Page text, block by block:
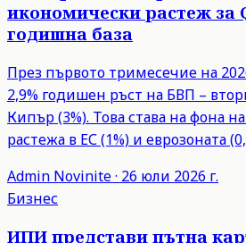
икономически растеж за
годишна база
През първото тримесечие на
2,9% годишен ръст на БВП –
Кипър (3%). Това става на фона
растежа в ЕС (1%) и еврозоната
Admin Novinite· 26 юли 2026 г.
Бизнес
ИПИ представи пътна